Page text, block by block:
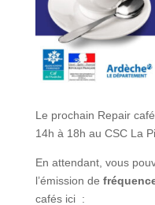
Le prochain Repair
14h à 18h au CSC La
En attendant, vous
l’émission de
cafés ici :